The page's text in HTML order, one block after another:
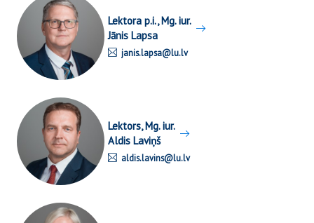
Lektora p.i., Mg. iur.
Jānis Lapsa
janis.lapsa@lu.lv
Lektors, Mg. iur.
Aldis Laviņš
aldis.lavins@lu.lv